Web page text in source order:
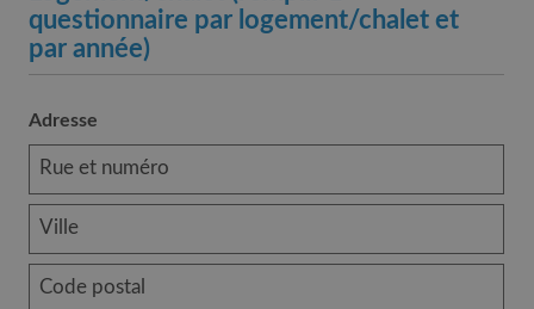
questionnaire par logement/chalet et
par année)
Adresse